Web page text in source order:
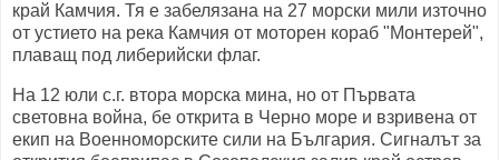
край Камчия. Тя е забелязана на 27 морски мили източно
от устието на река Камчия от моторен кораб "Монтерей",
плаващ под либерийски флаг.
На 12 юли с.г. втора морска мина, но от Първата
световна война, бе открита в Черно море и взривена от
екип на Военноморските сили на България. Сигналът за